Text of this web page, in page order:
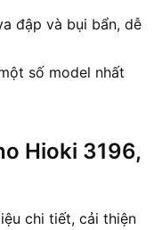
đập và bụi bẩn, dễ
số model nhất
Hioki 3196,
chi tiết, cải thiện